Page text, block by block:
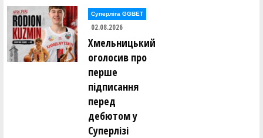
Суперліга GGBET
02.08.2026
Хмельницький
оголосив про
перше
підписання
перед
дебютом у
Суперлізі